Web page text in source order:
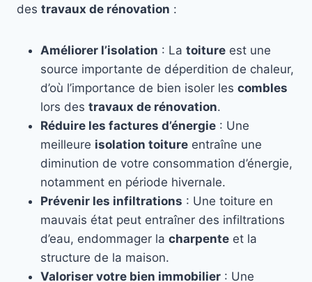
des travaux de rénovation :
Améliorer l’isolation : La toiture est une
source importante de déperdition de chaleur,
d’où l’importance de bien isoler les combles
lors des travaux de rénovation.
Réduire les factures d’énergie : Une
meilleure isolation toiture entraîne une
diminution de votre consommation d’énergie,
notamment en période hivernale.
Prévenir les infiltrations : Une toiture en
mauvais état peut entraîner des infiltrations
d’eau, endommager la charpente et la
structure de la maison.
Valoriser votre bien immobilier : Une